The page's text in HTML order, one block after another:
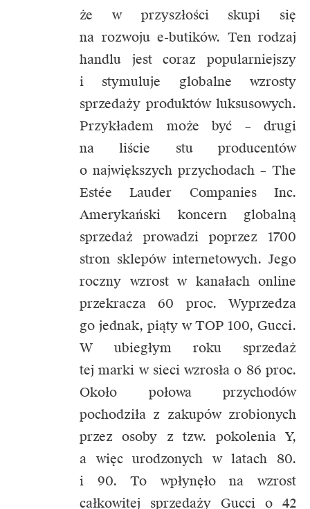
że w przyszłości skupi się
na rozwoju e-butików. Ten rodzaj
handlu jest coraz popularniejszy
i stymuluje globalne wzrosty
sprzedaży produktów luksusowych.
Przykładem może być – drugi
na liście stu producentów
o największych przychodach – The
Estée Lauder Companies Inc.
Amerykański koncern globalną
sprzedaż prowadzi poprzez 1700
stron sklepów internetowych. Jego
roczny wzrost w kanałach online
przekracza 60 proc. Wyprzedza
go jednak, piąty w TOP 100, Gucci.
W ubiegłym roku sprzedaż
tej marki w sieci wzrosła o 86 proc.
Około połowa przychodów
pochodziła z zakupów zrobionych
przez osoby z tzw. pokolenia Y,
a więc urodzonych w latach 80.
i 90. To wpłynęło na wzrost
całkowitej sprzedaży Gucci o 42